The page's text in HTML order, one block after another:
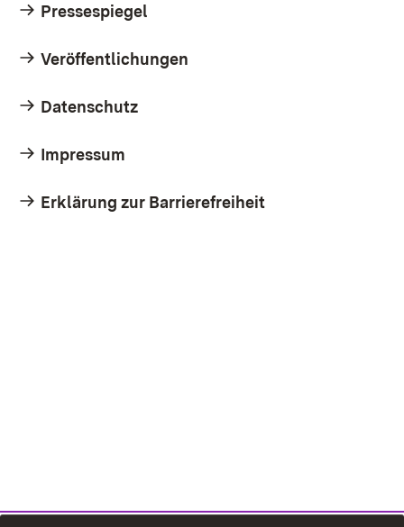
Pressespiegel
Veröffentlichungen
Datenschutz
Impressum
Erklärung zur Barrierefreiheit